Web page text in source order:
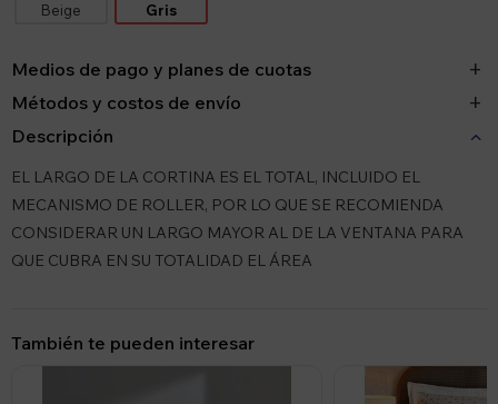
Beige Gris
Medios de pago y planes de cuotas
Métodos y costos de envío
Descripción
EL LARGO DE LA CORTINA ES EL TOTAL, INCLUIDO EL
MECANISMO DE ROLLER, POR LO QUE SE RECOMIENDA
CONSIDERAR UN LARGO MAYOR AL DE LA VENTANA PARA
QUE CUBRA EN SU TOTALIDAD EL ÁREA
También te pueden interesar